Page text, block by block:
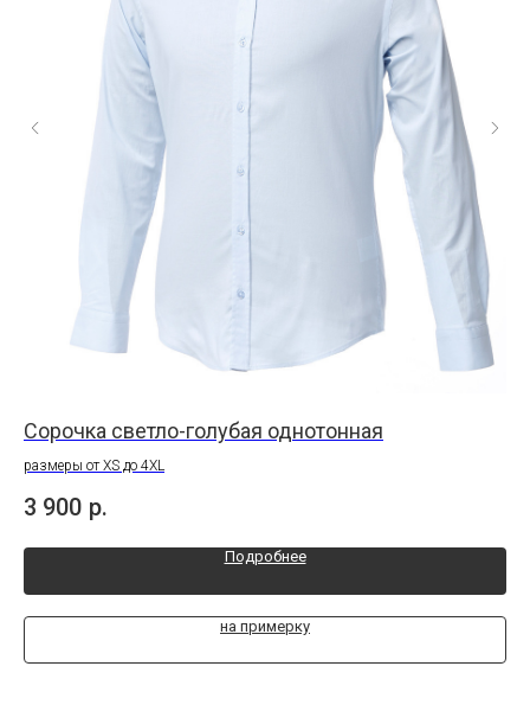
Сорочка светло-голубая однотонная
размеры от XS до 4XL
3 900 р.
Подробнее
на примерку